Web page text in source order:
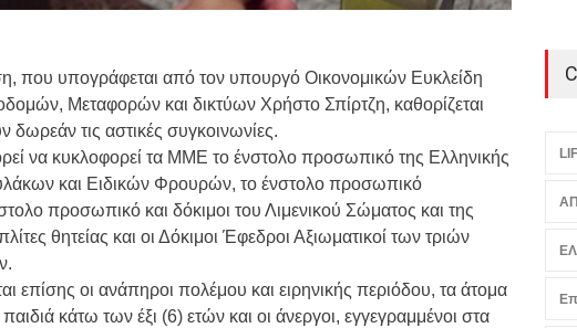
που υπογράφεται από τον υπουργό Οικονομικών Ευκλείδη
Μεταφορών και δικτύων Χρήστο Σπίρτζη, καθορίζεται
τις αστικές συγκοινωνίες.
να κυκλοφορεί τα ΜΜΕ το ένστολο προσωπικό της Ελληνικής
και Ειδικών Φρουρών, το ένστολο προσωπικό
προσωπικό και δόκιμοι του Λιμενικού Σώματος και της
θητείας και οι Δόκιμοι Έφεδροι Αξιωματικοί των τριών
επίσης οι ανάπηροι πολέμου και ειρηνικής περιόδου, τα άτομα
κάτω των έξι (6) ετών και οι άνεργοι, εγγεγραμμένοι στα